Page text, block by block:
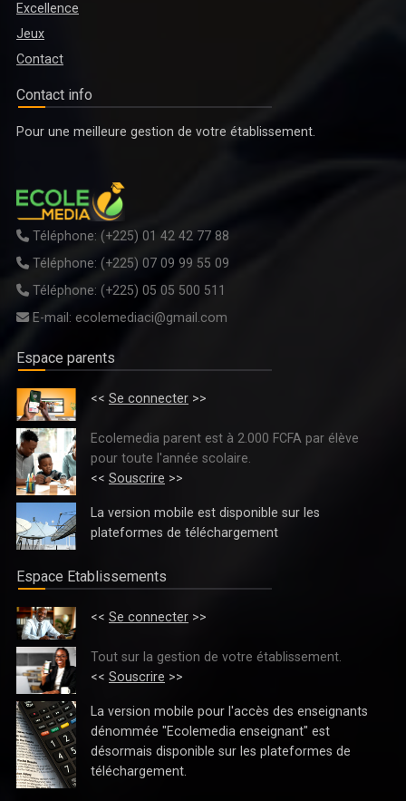
ENSEIGNEMENT TECHNIQUE, FORMATION PROFESSIONNELLE ET
FORMATION PROFESSIONNELLE/COMITÉ PARITAIRE DE PILOTAGE DU
PARTENARIAT ÉTAT-SECTEUR PRIVÉ : LE CADRE NATIONAL DE
CERTIFICATION, LES CQP ET LE DISPOSITIF D'INSERTION TRACEUR
PRÉSENTÉS
ENSEIGNEMENT PRESCOLAIRE, PRIMAIRE ET SECONDAIRE : LES
INVESTISSEMENTS AMÉLIORENT L’ACCÈS A L’ÉCOLE
Excellence
Jeux
Contact
Contact info
Pour une meilleure gestion de votre établissement.
Téléphone: (+225) 01 42 42 77 88
Téléphone: (+225) 07 09 99 55 09
Téléphone: (+225) 05 05 500 511
E-mail: ecolemediaci@gmail.com
Espace parents
<< Se connecter >>
Ecolemedia parent est à 2.000 FCFA par élève
pour toute l'année scolaire.
<< Souscrire >>
La version mobile est disponible sur les
plateformes de téléchargement
Espace Etablissements
<< Se connecter >>
Tout sur la gestion de votre établissement.
<< Souscrire >>
La version mobile pour l'accès des enseignants
dénommée "Ecolemedia enseignant" est
désormais disponible sur les plateformes de
téléchargement.